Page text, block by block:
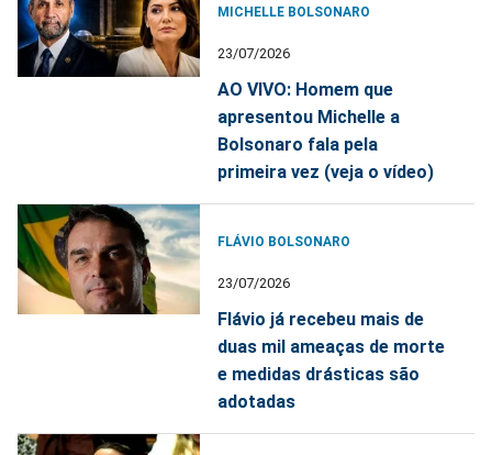
MICHELLE BOLSONARO
23/07/2026
AO VIVO: Homem que
apresentou Michelle a
Bolsonaro fala pela
primeira vez (veja o vídeo)
FLÁVIO BOLSONARO
23/07/2026
Flávio já recebeu mais de
duas mil ameaças de morte
e medidas drásticas são
adotadas